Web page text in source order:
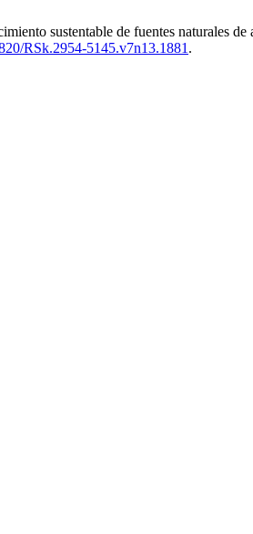
sustentable de fuentes naturales
RSk.2954-5145.v7n13.1881 .